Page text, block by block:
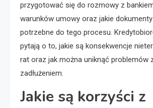
przygotować się do rozmowy z
warunków umowy oraz jakie
potrzebne do tego procesu.
pytają o to, jakie są konsekwencje
rat oraz jak można uniknąć problemów
zadłużeniem.
Jakie są korzyści z